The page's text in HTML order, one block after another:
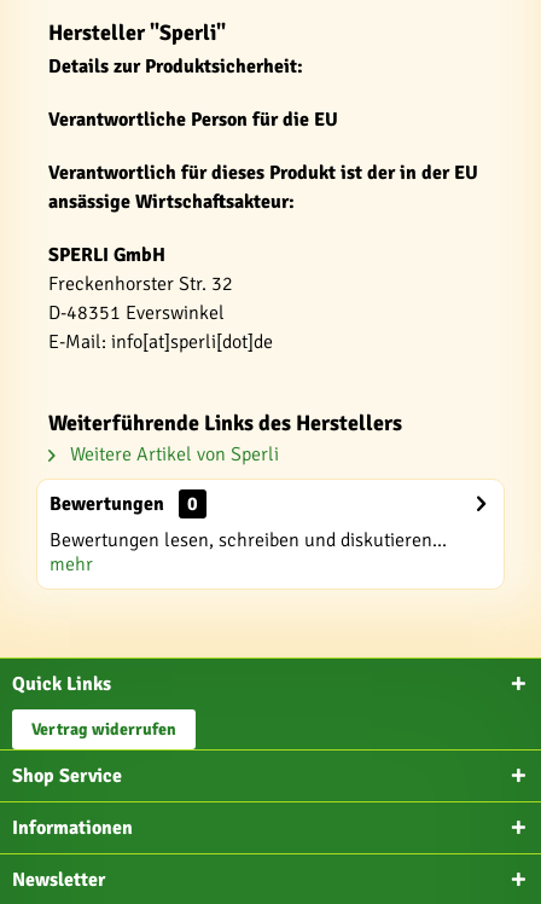
Hersteller "Sperli"
Details zur Produktsicherheit:
Verantwortliche Person für die EU
Verantwortlich für dieses Produkt ist der in der EU
ansässige Wirtschaftsakteur:
SPERLI GmbH
Freckenhorster Str. 32
D-48351 Everswinkel
E-Mail: info[at]sperli[dot]de
Weiterführende Links des Herstellers
Weitere Artikel von Sperli
Bewertungen
0
Bewertungen lesen, schreiben und diskutieren...
mehr
Quick Links
Vertrag widerrufen
Shop Service
Informationen
Newsletter